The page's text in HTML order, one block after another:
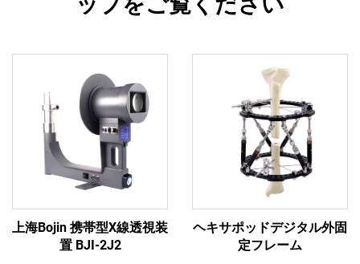
上海Bojin 携帯型X線透視装
置 BJI-2J2
ヘキサポッドデジタル外固
定フレーム